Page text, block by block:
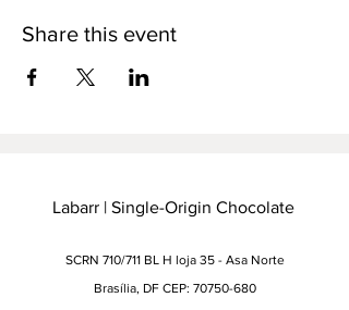
Share this event
Labarr | Single-Origin Chocolate
SCRN 710/711 BL H loja 35 - Asa Norte
Brasília, DF CEP: 70750-680